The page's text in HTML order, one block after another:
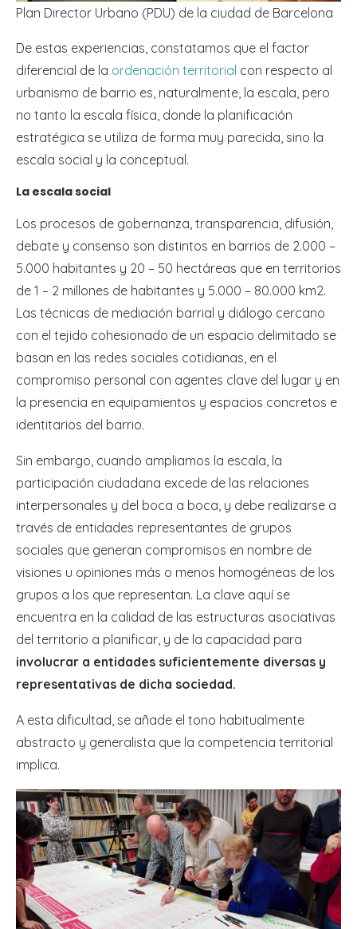
Plan Director Urbano (PDU) de la ciudad de Barcelona
De estas experiencias, constatamos que el factor
diferencial de la ordenación territorial con respecto al
urbanismo de barrio es, naturalmente, la escala, pero
no tanto la escala física, donde la planificación
estratégica se utiliza de forma muy parecida, sino la
escala social y la conceptual.
La escala social
Los procesos de gobernanza, transparencia, difusión,
debate y consenso son distintos en barrios de 2.000 –
5.000 habitantes y 20 – 50 hectáreas que en territorios
de 1 – 2 millones de habitantes y 5.000 – 80.000 km2.
Las técnicas de mediación barrial y diálogo cercano
con el tejido cohesionado de un espacio delimitado se
basan en las redes sociales cotidianas, en el
compromiso personal con agentes clave del lugar y en
la presencia en equipamientos y espacios concretos e
identitarios del barrio.
Sin embargo, cuando ampliamos la escala, la
participación ciudadana excede de las relaciones
interpersonales y del boca a boca, y debe realizarse a
través de entidades representantes de grupos
sociales que generan compromisos en nombre de
visiones u opiniones más o menos homogéneas de los
grupos a los que representan. La clave aquí se
encuentra en la calidad de las estructuras asociativas
del territorio a planificar, y de la capacidad para
involucrar a entidades suficientemente diversas y
representativas de dicha sociedad.
A esta dificultad, se añade el tono habitualmente
abstracto y generalista que la competencia territorial
implica.